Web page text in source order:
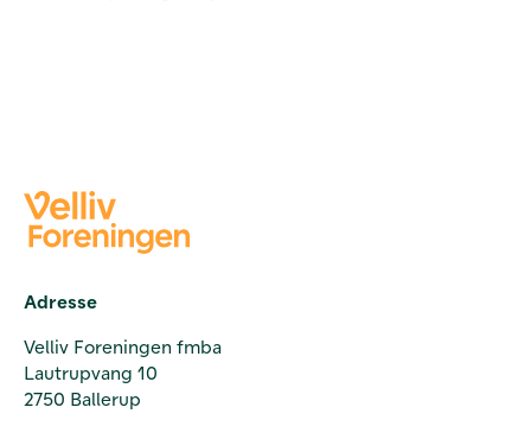
Adresse
Velliv Foreningen fmba
Lautrupvang 10
2750 Ballerup